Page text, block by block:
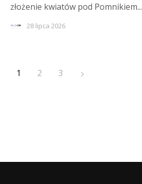
złożenie kwiatów pod Pomnikiem...
28 lipca 2026
1 2 3